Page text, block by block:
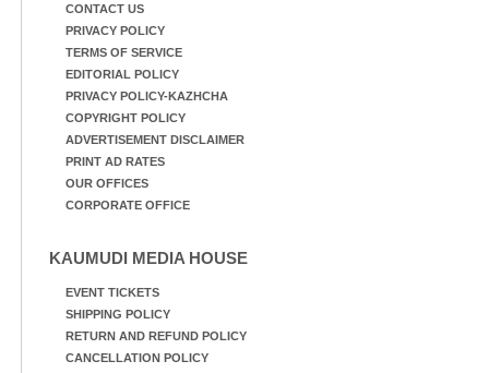
CONTACT US
PRIVACY POLICY
TERMS OF SERVICE
EDITORIAL POLICY
PRIVACY POLICY-KAZHCHA
COPYRIGHT POLICY
ADVERTISEMENT DISCLAIMER
PRINT AD RATES
OUR OFFICES
CORPORATE OFFICE
KAUMUDI MEDIA HOUSE
EVENT TICKETS
SHIPPING POLICY
RETURN AND REFUND POLICY
CANCELLATION POLICY